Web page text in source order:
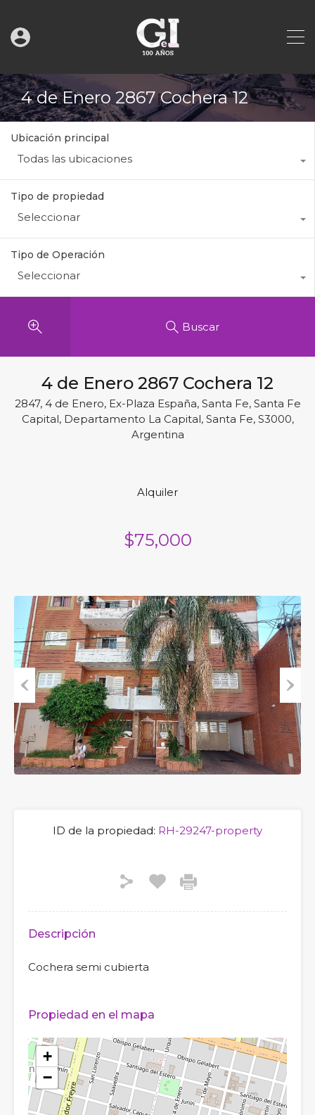
4 de Enero 2867 Cochera 12
Ubicación principal
Todas las ubicaciones
Tipo de propiedad
Seleccionar
Tipo de Operación
Seleccionar
Buscar
4 de Enero 2867 Cochera 12
2847, 4 de Enero, Ex-Plaza España, Santa Fe, Santa Fe
Capital, Departamento La Capital, Santa Fe, S3000,
Argentina
Alquiler
$75,000
Previous Next
ID de la propiedad: RH-29247-property
Descripción
Cochera semi cubierta
Propiedad en el mapa
+
−